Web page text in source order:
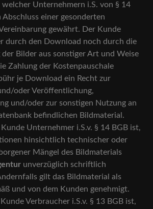
welcher Unternehmern i.S. von § 14
Abschluss einer gesonderten
gewährt. Der Kunde
durch den Download noch durch die
Bilder aus sonstiger Art und Weise
Zahlung der Kostenpauschale
je Download ein Recht zur
oder Veröffentlichung,
und/oder zur sonstigen Nutzung an
befindlichen Bildmaterial.
Unternehmer i.S.v. § 14 BGB ist,
hinsichtlich technischer oder
Mängel des Bildmaterials
unverzüglich schriftlich
gilt das Bildmaterial als
und von dem Kunden genehmigt.
Verbraucher i.S.v. § 13 BGB ist,